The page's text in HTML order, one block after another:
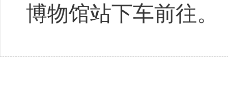
博物馆站下车前往。